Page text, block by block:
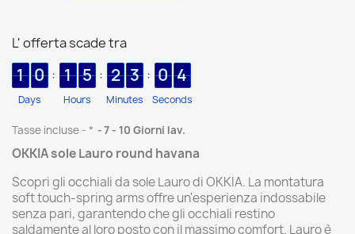
L' offerta scade tra
1 0
Days
: 1 5
Hours
: 2 3
Minutes
: 0 4
Seconds
Tasse incluse * 7 - 10 Giorni lav.
OKKIA sole Lauro round havana
Scopri gli occhiali da sole Lauro di OKKIA. La montatura
soft touch-spring arms offre un'esperienza indossabile
senza pari, garantendo che gli occhiali restino
saldamente al loro posto con il massimo comfort. Lauro è